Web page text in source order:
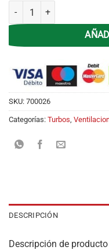
Turbo 12' Steel Home
SKU: 700026
Categorías: Turbos
DESCRIPCIÓN
Descripción de producto